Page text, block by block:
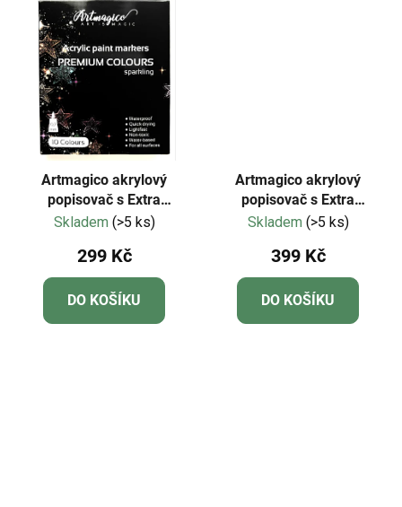
Artmagico akrylový
popisovač s Extra
jemným hrotem
Skladem (>5 ks)
299 Kč
DO KOŠÍKU
Artmagico akrylový
popisovač s Extra
jemným hrotem (0,7 mm)
Skladem (>5 ks)
399 Kč
DO KOŠÍKU